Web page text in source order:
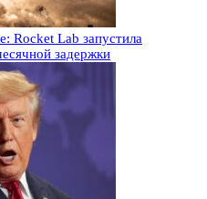
Rocket Lab запустила
задержки